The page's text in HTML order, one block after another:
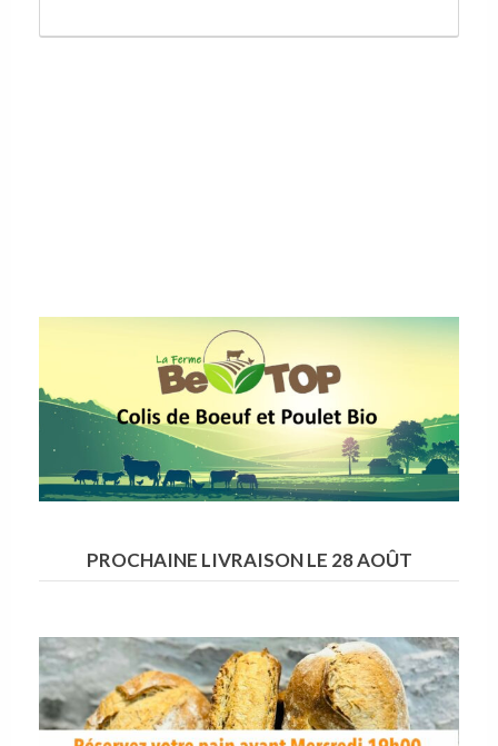
PROCHAINE LIVRAISON LE 28 AOÛT